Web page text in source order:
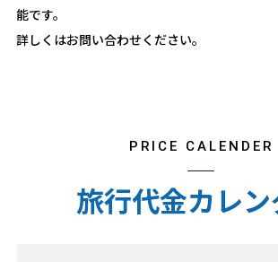
能です。
詳しくはお問い合わせください。
PRICE CALENDER
旅行代金カレ